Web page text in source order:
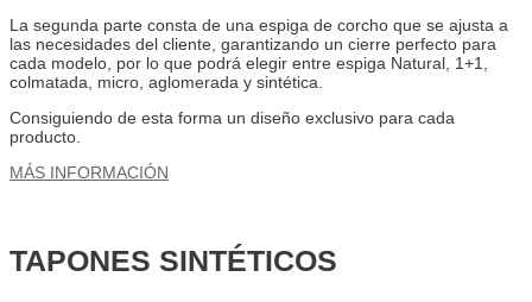
La segunda parte consta de una espiga de corcho que se ajusta a
las necesidades del cliente, garantizando un cierre perfecto para
cada modelo, por lo que podrá elegir entre espiga Natural, 1+1,
colmatada, micro, aglomerada y sintética.
Consiguiendo de esta forma un diseño exclusivo para cada
producto.
MÁS INFORMACIÓN
TAPONES SINTÉTICOS